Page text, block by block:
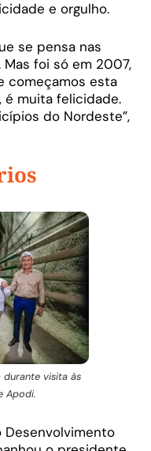
e orgulho.
se pensa nas
Mas foi só em 2007,
começamos esta
é muita felicidade.
do Nordeste”,
visita às
Apodi.
Desenvolvimento